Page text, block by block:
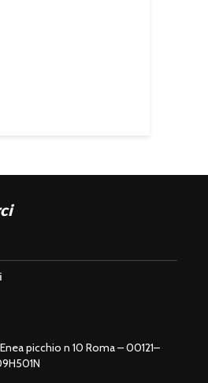
picchio n 10 Roma – 00121–